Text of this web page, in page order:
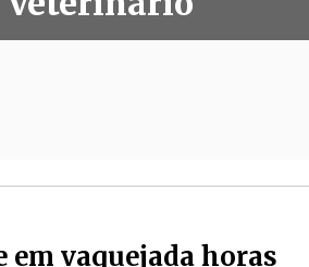
vaquejada horas